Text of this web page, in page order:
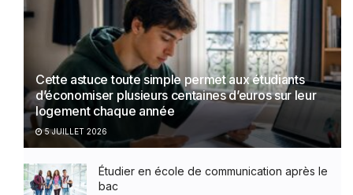
Cette astuce toute simple permet aux étudiants
d’économiser plusieurs centaines d’euros sur leur
logement chaque année
5 JUILLET 2026
Étudier en école de communication après le
bac